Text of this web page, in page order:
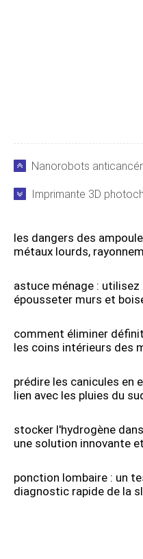
Nanorobots anticancéreux :
Imprimante 3D photochromique :
les dangers des
métaux lourds,
astuce ménage :
épousseter murs et
comment éliminer
les coins intérieurs des
prédire les canicules en
lien avec les pluies du
stocker l'hydrogène
une solution innovante
ponction lombaire : un
diagnostic rapide de la